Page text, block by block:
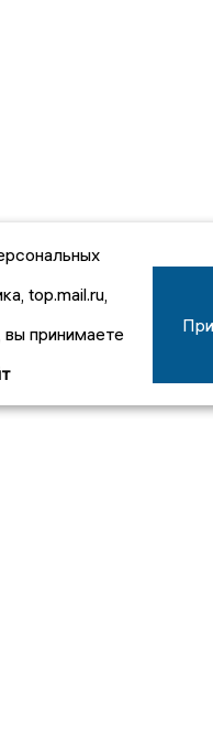
top.mail.ru,
принимаете